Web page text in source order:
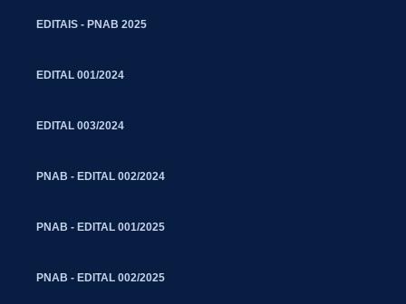
EDITAIS - PNAB 2025
EDITAL 001/2024
EDITAL 003/2024
PNAB - EDITAL 002/2024
PNAB - EDITAL 001/2025
PNAB - EDITAL 002/2025